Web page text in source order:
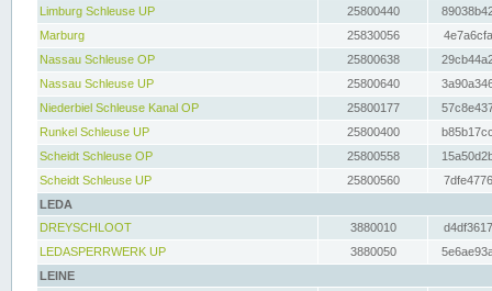
Limburg Schleuse UP
25800440
Marburg
25830056
Nassau Schleuse OP
25800638
Nassau Schleuse UP
25800640
Niederbiel Schleuse Kanal OP
25800177
Runkel Schleuse UP
25800400
Scheidt Schleuse OP
25800558
Scheidt Schleuse UP
25800560
LEDA
DREYSCHLOOT
3880010
LEDASPERRWERK UP
3880050
LEINE